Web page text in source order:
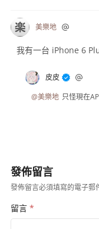
美樂地
我有一台 iPhone 6
皮皮
@美樂地 只怪現在
發佈留言
發佈留言必須填寫的電子郵
留言 *